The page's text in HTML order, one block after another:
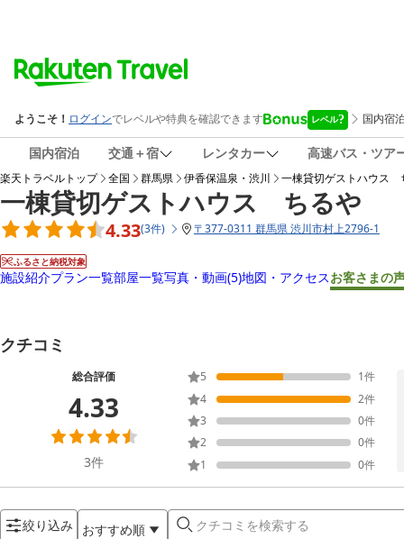
国内宿泊 交通＋宿 レンタカー 高速バス・ツア
楽天トラベルトップ 全国 群馬県 伊香保温泉・渋川 一棟貸切ゲストハウス
一棟貸切ゲストハウス ちるや
4.33(3件) 〒377-0311 群馬県 渋川市村上2796-1
ふるさと納税対象
施設紹介プラン一覧部屋一覧写真・動画(5)地図・アクセスお客さまの
クチコミ
総合評価
4.33
3件
5 1件
4
2件
3
0件
2
0件
1
0件
絞り込み おすすめ順